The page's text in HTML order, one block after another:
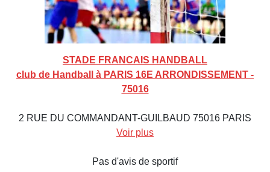
STADE FRANCAIS HANDBALL
club de Handball à PARIS 16E ARRONDISSEMENT -
75016
2 RUE DU COMMANDANT-GUILBAUD 75016 PARIS
Voir plus
Pas d'avis de sportif